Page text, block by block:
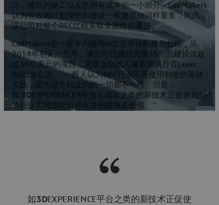
比，建筑的施工仅占总拥有成本的一小部分。CadMakers
认为有效地计划维护和建设一栋建筑物同样重要，为此，
该公司对整个AEC过程采取全面性的看法。
CadMakers是一家专为精简AEC业而设的服务公司，从
2014年初开始至今，该公司已成功完成35个总建设值超
过30亿美元的项目，其联合创始人兼首席执行官Javier
Glatt这么说：“一般人认为AEC行业不可使用制造的最佳
实践，因为这个行业内的一切都不一样。但是，
如 3D EXPERIENCE®平台云端版之类的新技术正促使我们
的行业实现流程自动化并创造很多价值。”
如 3DEXPERIENCE平台之类的新技术正促使